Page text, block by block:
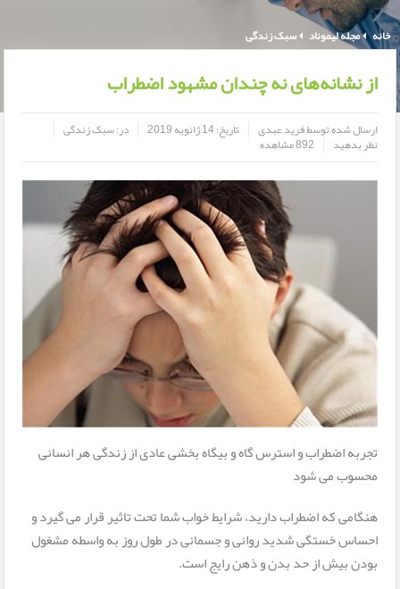
خانه مجله لیموناد سبک زندگی
از نشانه‌های نه چندان مشهود اضطراب
ارسال شده توسطفرید عبدی تاریخ:14 ژانویه 2019 در:سبک زندگی
نظر بدهید 892 مشاهده
تجربه اضطراب و استرس گاه و بیگاه بخشی عادی از زندگی هر انسانی
محسوب می شود
هنگامی که اضطراب دارید، شرایط خواب شما تحت تاثیر قرار می گیرد و
احساس خستگی شدید روانی و جسمانی در طول روز به واسطه مشغول
بودن بیش از حد بدن و ذهن رایج است.